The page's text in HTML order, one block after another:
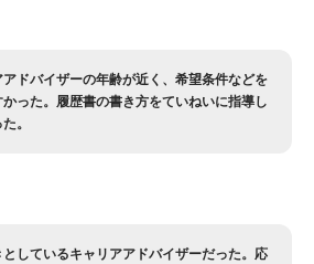
アドバイザーの年齢が近く、希望条件などを
った。履歴書の書き方をていねいに指導し
。
としているキャリアアドバイザーだった。応